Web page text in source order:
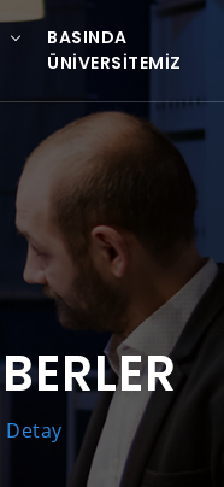
BASINDA
ÜNIVERSITEMIZ
Detay